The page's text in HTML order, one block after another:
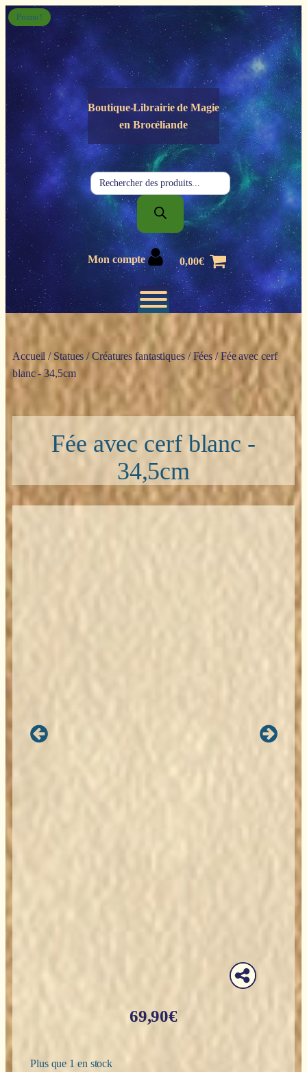
Panneau de gestion des cookies
Boutique-Librairie deMagie
en Brocéliande
Recherche
de
produits
Mon compte 0,00€
Accueil / Statues /Créatures fantastiques/Fées/ Fée avec cerf
blanc - 34,5cm
Fée avec cerf blanc -
34,5cm
69,90€
Plus que 1 en stock
Promo !